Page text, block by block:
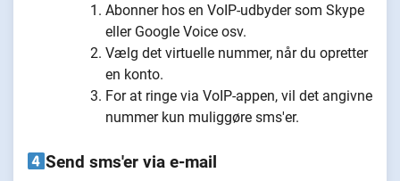
Abonner hos en VoIP-udbyder som Skype
eller Google Voice osv.
Vælg det virtuelle nummer, når du opretter
en konto.
For at ringe via VoIP-appen, vil det angivne
nummer kun muliggøre sms'er.
Send sms'er via e-mail